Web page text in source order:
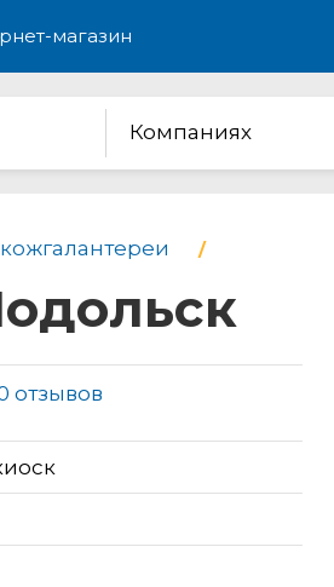
магазин
Компаниях
отзывов